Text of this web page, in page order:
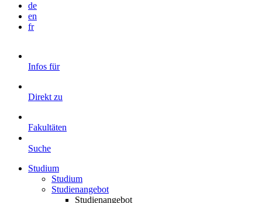
de
en
fr
Infos für
Direkt zu
Fakultäten
Suche
Studium
Studium
Studienangebot
Studienangebot